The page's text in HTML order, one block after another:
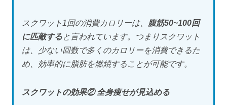
スクワット1回の消費カロリーは、 腹筋50~100回
に匹敵すると言われています。つまりスクワット
は、少ない回数で多くのカロリーを消費できるた
め、効率的に脂肪を燃焼することが可能です。
スクワットの効果② 全身痩せが見込める